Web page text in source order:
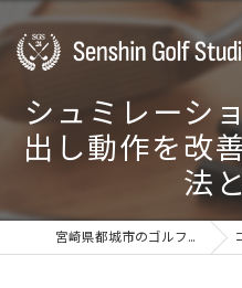
シュミレーシ
出し動作を改
法
宮崎県都城市のゴルフ練習場ならSenshin Golf Studio 24